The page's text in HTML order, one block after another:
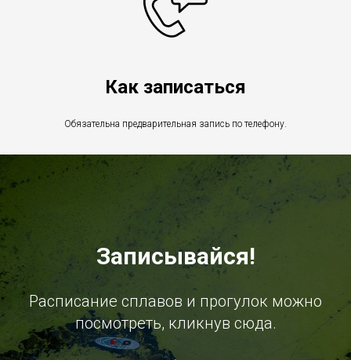
Как записаться
Обязательна предварительная запись по телефону.
Записывайся!
Расписание сплавов и прогулок можно
посмотреть, кликнув сюда.